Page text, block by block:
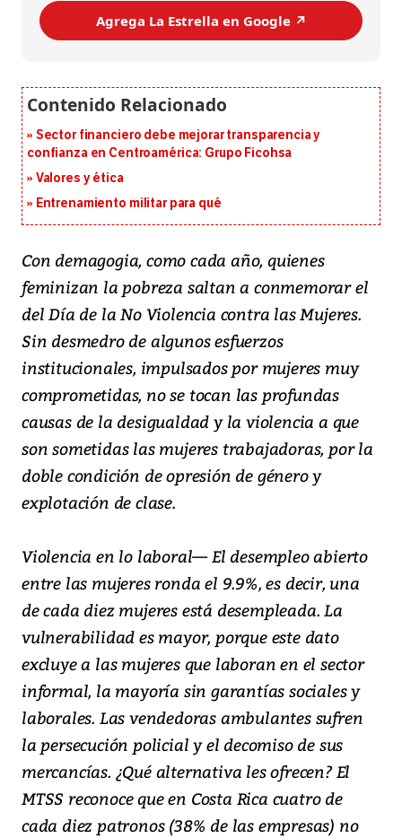
Agrega La Estrella en Google ↗️
Sector financiero debe mejorar transparencia y
confianza en Centroamérica: Grupo Ficohsa
Valores y ética
Entrenamiento militar para qué
Con demagogia, como cada año, quienes
feminizan la pobreza saltan a conmemorar el
del Día de la No Violencia contra las Mujeres.
Sin desmedro de algunos esfuerzos
institucionales, impulsados por mujeres muy
comprometidas, no se tocan las profundas
causas de la desigualdad y la violencia a que
son sometidas las mujeres trabajadoras, por la
doble condición de opresión de género y
explotación de clase.
Violencia en lo laboral— El desempleo abierto
entre las mujeres ronda el 9.9%, es decir, una
de cada diez mujeres está desempleada. La
vulnerabilidad es mayor, porque este dato
excluye a las mujeres que laboran en el sector
informal, la mayoría sin garantías sociales y
laborales. Las vendedoras ambulantes sufren
la persecución policial y el decomiso de sus
mercancías. ¿Qué alternativa les ofrecen? El
MTSS reconoce que en Costa Rica cuatro de
cada diez patronos (38% de las empresas) no